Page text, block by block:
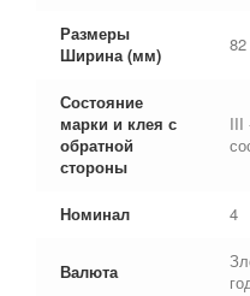
Размеры
Ширина (мм)
82
Состояние
марки и клея с
обратной
стороны
III
Номинал 4
Валюта